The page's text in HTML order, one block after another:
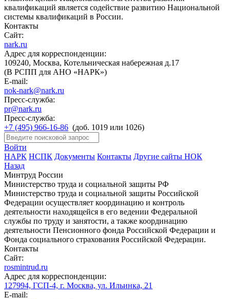
квалификаций является содействие развитию Национальной
системы квалификаций в России.
Контакты
Сайт:
nark.ru
Адрес для корреспонденции:
109240, Москва, Котельническая набережная д.17
(В РСПП для АНО «НАРК»)
E-mail:
nok-nark@nark.ru
Пресс-служба:
pr@nark.ru
Пресс-служба:
+7 (495) 966-16-86 (доб. 1019 или 1026)
Войти
НАРК НСПК Документы Контакты Другие сайты НОК
Назад
Минтруд России
Министерство труда и социальной защиты РФ
Министерство труда и социальной защиты Российской
Федерации осуществляет координацию и контроль
деятельности находящейся в его ведении Федеральной
службы по труду и занятости, а также координацию
деятельности Пенсионного фонда Российской Федерации и
Фонда социального страхования Российской Федерации.
Контакты
Сайт:
rosmintrud.ru
Адрес для корреспонденции:
127994, ГСП-4, г. Москва, ул. Ильинка, 21
E-mail: